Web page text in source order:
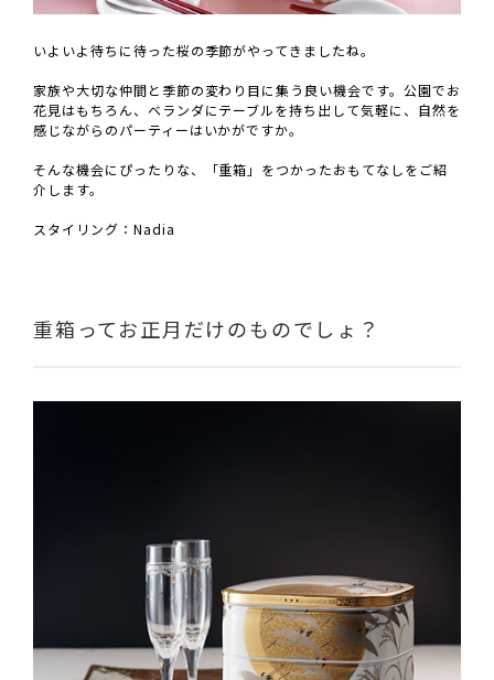
いよいよ待ちに待った桜の季節がやってきましたね。
家族や大切な仲間と季節の変わり目に集う良い機会です。公園でお
花見はもちろん、ベランダにテーブルを持ち出して気軽に、自然を
感じながらのパーティーはいかがですか。
そんな機会にぴったりな、「重箱」をつかったおもてなしをご紹
介します。
スタイリング：Nadia
重箱ってお正月だけのものでしょ？